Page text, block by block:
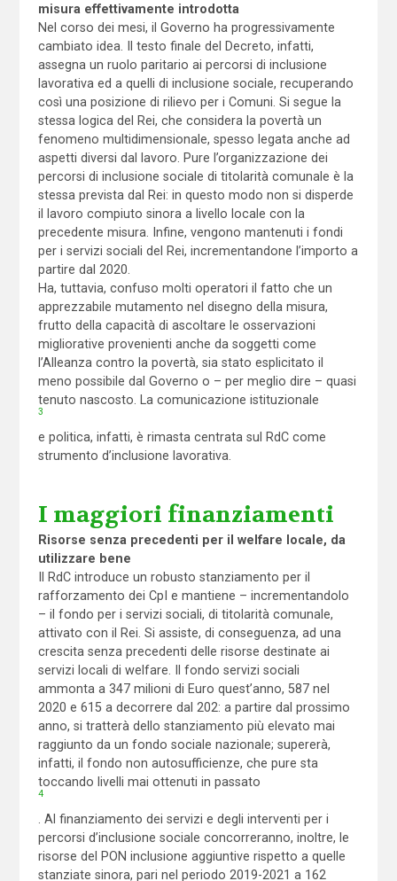
misura effettivamente introdotta
Nel corso dei mesi, il Governo ha progressivamente
cambiato idea. Il testo finale del Decreto, infatti,
assegna un ruolo paritario ai percorsi di inclusione
lavorativa ed a quelli di inclusione sociale, recuperando
così una posizione di rilievo per i Comuni. Si segue la
stessa logica del Rei, che considera la povertà un
fenomeno multidimensionale, spesso legata anche ad
aspetti diversi dal lavoro. Pure l’organizzazione dei
percorsi di inclusione sociale di titolarità comunale è la
stessa prevista dal Rei: in questo modo non si disperde
il lavoro compiuto sinora a livello locale con la
precedente misura. Infine, vengono mantenuti i fondi
per i servizi sociali del Rei, incrementandone l’importo a
partire dal 2020.
Ha, tuttavia, confuso molti operatori il fatto che un
apprezzabile mutamento nel disegno della misura,
frutto della capacità di ascoltare le osservazioni
migliorative provenienti anche da soggetti come
l’Alleanza contro la povertà, sia stato esplicitato il
meno possibile dal Governo o – per meglio dire – quasi
tenuto nascosto. La comunicazione istituzionale
3
e politica, infatti, è rimasta centrata sul RdC come
strumento d’inclusione lavorativa.
I maggiori finanziamenti
Risorse senza precedenti per il welfare locale, da
utilizzare bene
Il RdC introduce un robusto stanziamento per il
rafforzamento dei CpI e mantiene – incrementandolo
– il fondo per i servizi sociali, di titolarità comunale,
attivato con il Rei. Si assiste, di conseguenza, ad una
crescita senza precedenti delle risorse destinate ai
servizi locali di welfare. Il fondo servizi sociali
ammonta a 347 milioni di Euro quest’anno, 587 nel
2020 e 615 a decorrere dal 202: a partire dal prossimo
anno, si tratterà dello stanziamento più elevato mai
raggiunto da un fondo sociale nazionale; supererà,
infatti, il fondo non autosufficienze, che pure sta
toccando livelli mai ottenuti in passato
4
. Al finanziamento dei servizi e degli interventi per i
percorsi d’inclusione sociale concorreranno, inoltre, le
risorse del PON inclusione aggiuntive rispetto a quelle
stanziate sinora, pari nel periodo 2019-2021 a 162